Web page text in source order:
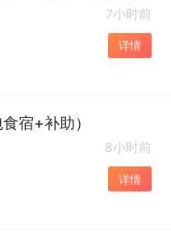
7小时前
详情
宿+补助）
8小时前
详情